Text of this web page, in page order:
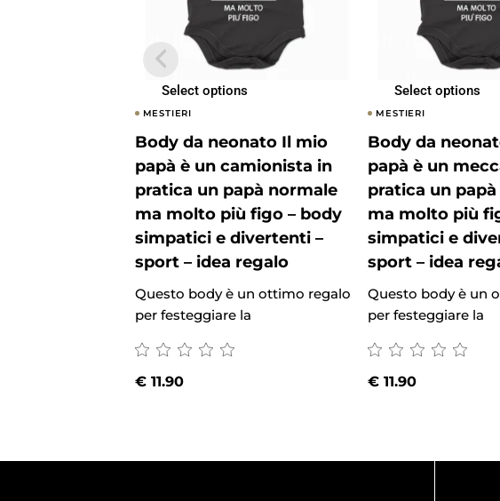
Select options
MESTIERI
Body da neonato Il mio
papà è un camionista in
pratica un papà normale
ma molto più figo – body
simpatici e divertenti –
sport – idea regalo
Questo body è un ottimo regalo
per festeggiare la
€11.90
Select options
MESTIERI
Body da
papà è un
pratica un
ma molto più
simpatici e
sport – idea
Questo body è un
per festeggiare la
€ 11.90